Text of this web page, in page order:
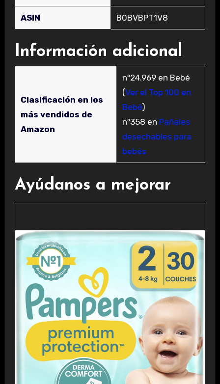
ASIN ‎B0BVBPT1V8
Información adicional
Clasificación en los
más vendidos de
Amazon
nº24.969 en Bebé
(Ver el Top 100 en
Bebé)
nº358 en Pañales
desechables para
bebés
Ayúdanos a mejorar